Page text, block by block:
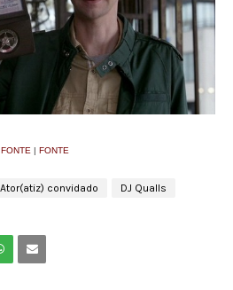
FONTE | FONTE
Ator(atiz) convidado
DJ Qualls